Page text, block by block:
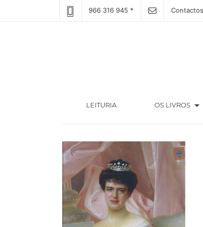
966 316 945 * Contactos
LEITURIA(CURRENT) OS LIVROS arrow_drop_down